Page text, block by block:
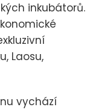
inkubátorů.
Laosu,
vychází